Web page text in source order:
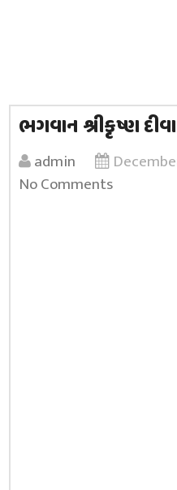
ભગવાન શ્રીકૃષ્ણ
admin
No Comments